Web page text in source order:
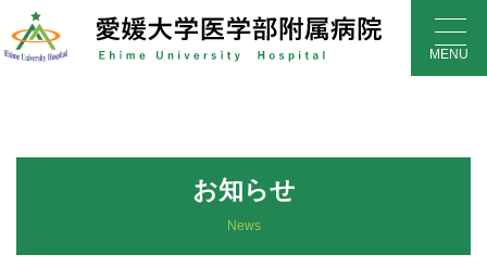
Skip
to
content
MENU
お知らせ
News